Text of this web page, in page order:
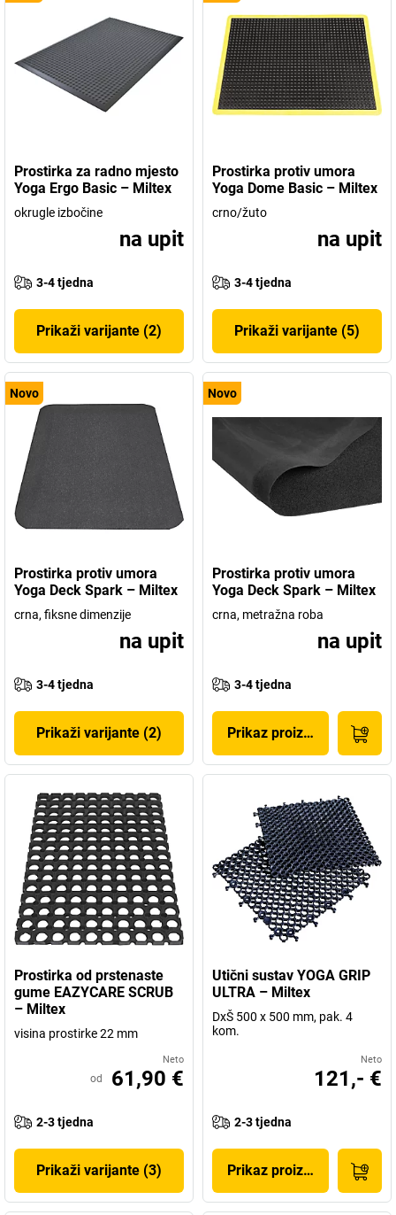
Prostirka za radno mjesto
Yoga Ergo Basic – Miltex
okrugle izbočine
na upit
3-4 tjedna
Prikaži varijante (2)
Prostirka protiv umora
Yoga Dome Basic – Miltex
crno/žuto
na upit
3-4 tjedna
Prikaži varijante (5)
Novo
Prostirka protiv umora
Yoga Deck Spark – Miltex
crna, fiksne dimenzije
na upit
3-4 tjedna
Prikaži varijante (2)
Novo
Prostirka protiv umora
Yoga Deck Spark – Miltex
crna, metražna roba
na upit
3-4 tjedna
Prikaz proizvoda
Prostirka od prstenaste
gume EAZYCARE SCRUB
– Miltex
visina prostirke 22 mm
Neto
od 61,90 €
2-3 tjedna
Prikaži varijante (3)
Utični sustav YOGA GRIP
ULTRA – Miltex
DxŠ 500 x 500 mm, pak. 4
kom.
Neto
121,- €
2-3 tjedna
Prikaz proizvoda